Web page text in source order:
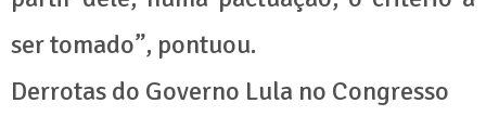
ser tomado”, pontuou.
Derrotas do Governo Lula no Congresso